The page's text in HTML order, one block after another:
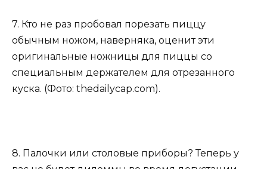
7. Кто не раз пробовал порезать пиццу
обычным ножом, наверняка, оценит эти
оригинальные ножницы для пиццы со
специальным держателем для отрезанного
куска. (Фото: thedailycap.com).
8. Палочки или столовые приборы? Теперь у